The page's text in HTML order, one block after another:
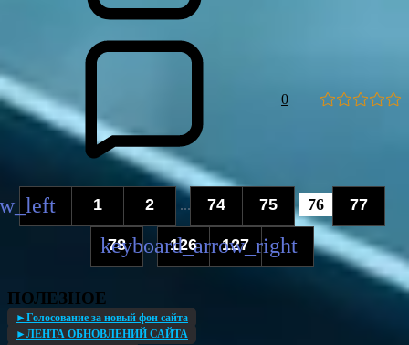
0
1 2 ... 74 75 76 77
78 ... 126 127
ПОЛЕЗНОЕ
►Голосование за новый фон сайта
►ЛЕНТА ОБНОВЛЕНИЙ САЙТА